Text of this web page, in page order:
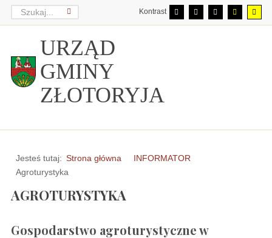
Kontrast
URZĄD
GMINY
ZŁOTORYJA
Jesteś tutaj: Strona główna
INFORMATOR
Agroturystyka
AGROTURYSTYKA
Gospodarstwo agroturystyczne w